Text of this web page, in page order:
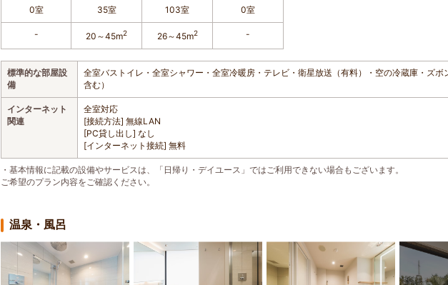
0室 35室 103室 0室
- 20～45m2 26～45m2 -
標準的な部屋設
備
全室バストイレ・全室シャワー・全室冷暖房・テレビ・衛星放送（有料）・空の冷蔵庫・ズボ
含む）
インターネット
関連
全室対応
[接続方法] 無線LAN
[PC貸し出し] なし
[インターネット接続] 無料
・基本情報に記載の設備やサービスは、「日帰り・デイユース」ではご利用できない場合もございます。
ご希望のプラン内容をご確認ください。
温泉・風呂